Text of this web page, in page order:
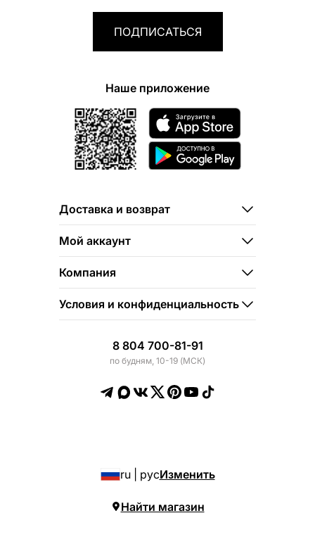
ПОДПИСАТЬСЯ
Наше приложение
Доставка и возврат
Мой аккаунт
Компания
Условия и конфиденциальность
8 804 700-81-91
по будням, 10-19 (МСК)
ru | русИзменить
Найти магазин